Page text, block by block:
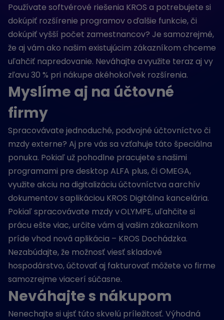
Používate softvérové riešenia KROS a potrebujete si
dokúpiť rozšírenie programov o ďalšie funkcie, či
dokúpiť vyšší počet zamestnancov? Je samozrejmé,
že aj vám ako našim existujúcim zákazníkom chceme
uľahčiť napredovanie. Neváhajte a využite teraz aj vy
zľavu 30 % pri nákupe akéhokoľvek rozšírenia.
Myslíme aj na účtovné
firmy
Spracovávate jednoduché, podvojné účtovníctvo či
mzdy externe? Aj pre vás sa vzťahuje táto špeciálna
ponuka. Pokiaľ už pohodlne pracujete s našimi
programami pre desktop ALFA plus, či OMEGA,
využite akciu na digitalizáciu účtovníctva a archív
dokumentov s aplikáciou KROS Digitálna kancelária.
Pokiaľ spracovávate mzdy v OLYMPE, uľahčite si
prácu ešte viac, určite vám aj vašim zákazníkom
príde vhod nová aplikácia – KROS Dochádzka.
Nezabúdajte, že možnosť viesť skladové
hospodárstvo, účtovať aj fakturovať môžete vo firme
samozrejme viacerí súčasne.
Neváhajte s nákupom
Nenechajte si ujsť túto skvelú príležitosť. Výhodná